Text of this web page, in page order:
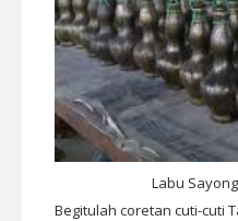
Labu
Begitulah coretan cuti-cuti